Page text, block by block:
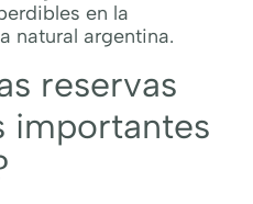
en la
natural argentina.
reservas
importantes